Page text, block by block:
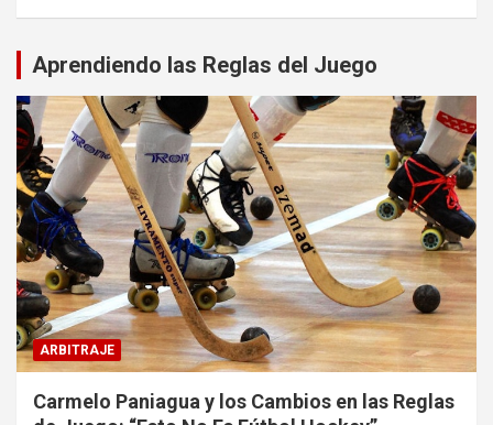
Aprendiendo las Reglas del Juego
ARBITRAJE
Carmelo Paniagua y los Cambios en las Reglas